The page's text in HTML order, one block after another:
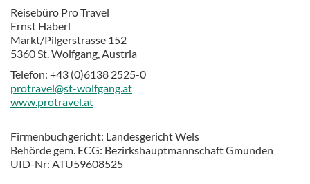
Reisebüro Pro Travel
Ernst Haberl
Markt/Pilgerstrasse 152
5360 St. Wolfgang, Austria
Telefon: +43 (0)6138 2525-0
protravel@st-wolfgang.at
www.protravel.at
Firmenbuchgericht: Landesgericht Wels
Behörde gem. ECG: Bezirkshauptmannschaft Gmunden
UID-Nr: ATU59608525